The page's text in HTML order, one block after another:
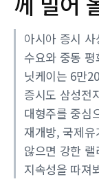
아시아 증시
수요와 중동
닛케이는 6만
증시도 삼성전
대형주를 중심
재개방, 국제
않으면 강한
지속성을 따져